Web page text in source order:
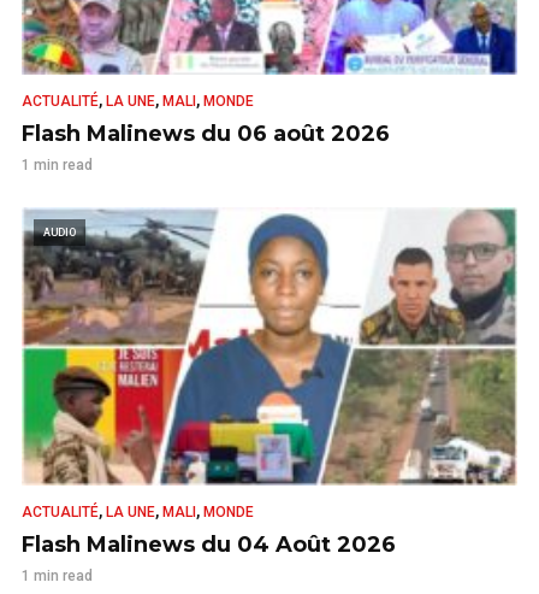
ACTUALITÉ, LA UNE, MALI , MONDE
Flash Malinews du 06 août 2026
1 min read
AUDIO
ACTUALITÉ, LA UNE, MALI , MONDE
Flash Malinews du 04 Août 2026
1 min read